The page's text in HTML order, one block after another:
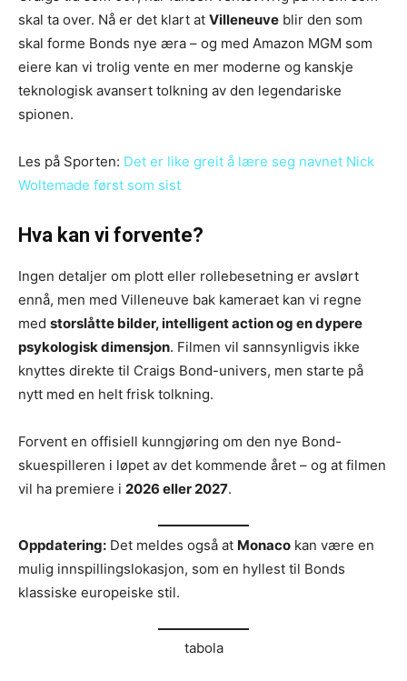
skal ta over. Nå er det klart at Villeneuve blir den som
skal forme Bonds nye æra – og med Amazon MGM som
eiere kan vi trolig vente en mer moderne og kanskje
teknologisk avansert tolkning av den legendariske
spionen.
Les på Sporten: Det er like greit å lære seg navnet Nick
Woltemade først som sist
Hva kan vi forvente?
Ingen detaljer om plott eller rollebesetning er avslørt
ennå, men med Villeneuve bak kameraet kan vi regne
med storslåtte bilder, intelligent action og en dypere
psykologisk dimensjon. Filmen vil sannsynligvis ikke
knyttes direkte til Craigs Bond-univers, men starte på
nytt med en helt frisk tolkning.
Forvent en offisiell kunngjøring om den nye Bond-
skuespilleren i løpet av det kommende året – og at filmen
vil ha premiere i 2026 eller 2027.
Oppdatering: Det meldes også at Monaco kan være en
mulig innspillingslokasjon, som en hyllest til Bonds
klassiske europeiske stil.
tabola